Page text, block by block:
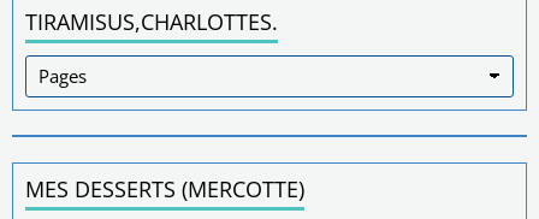
TIRAMISUS,CHARLOTTES.
MES DESSERTS (MERCOTTE)